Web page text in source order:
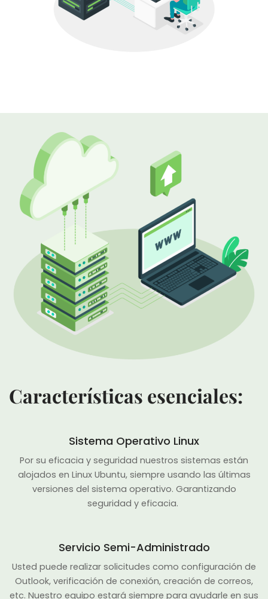
Características esenciales:
Sistema Operativo Linux
Por su eficacia y seguridad nuestros sistemas están
alojados en Linux Ubuntu, siempre usando las últimas
versiones del sistema operativo. Garantizando
seguridad y eficacia.
Servicio Semi-Administrado
Usted puede realizar solicitudes como configuración de
Outlook, verificación de conexión, creación de correos,
etc. Nuestro equipo estará siempre para ayudarle en sus